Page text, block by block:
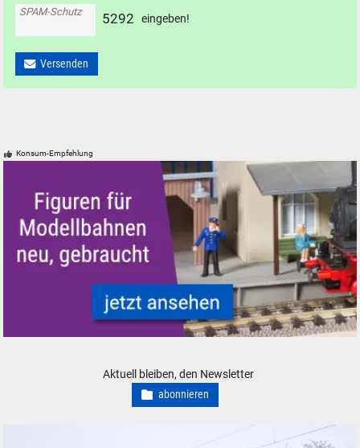
SPAM-Schutz 5292 eingeben!
Versenden
Konsum-Empfehlung
Aktuell bleiben, den Newsletter
abonnieren